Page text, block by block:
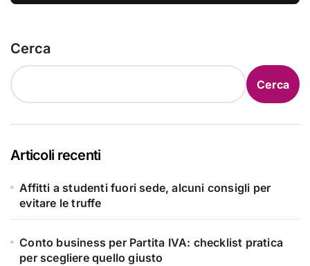
Cerca
Cerca
Articoli recenti
Affitti a studenti fuori sede, alcuni consigli per
evitare le truffe
Conto business per Partita IVA: checklist pratica
per scegliere quello giusto